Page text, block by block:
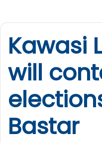
Kawasi
will
Bastar